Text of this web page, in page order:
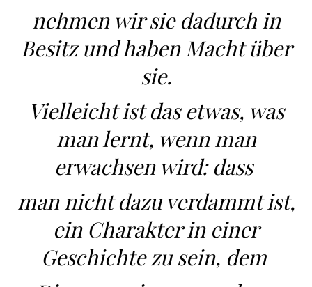
nehmen wir sie dadurch in
Besitz und haben Macht über
sie.
Vielleicht ist das etwas, was
man lernt, wenn man
erwachsen wird: dass
man nicht dazu verdammt ist,
ein Charakter in einer
Geschichte zu sein, dem